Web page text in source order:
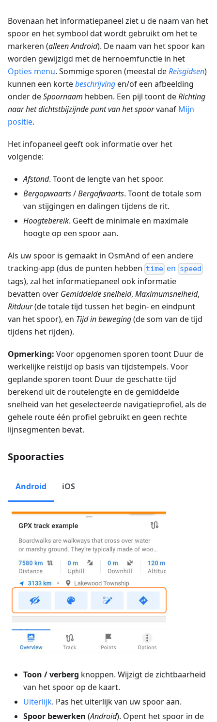
Bovenaan het informatiepaneel ziet u de naam van het
spoor en het symbool dat wordt gebruikt om het te
markeren (alleen Android). De naam van het spoor kan
worden gewijzigd met de hernoemfunctie in het
Opties menu. Sommige sporen (meestal deReisgidsen)
kunnen een kortebeschrijvingen/of een afbeelding
onder deSpoornaam hebben. Een pijl toont deRichting
naar het dichtstbijzijnde punt van het spoorvanaf Mijn
positie.
Het infopaneel geeft ook informatie over het
volgende:
Afstand. Toont de lengte van het spoor.
Bergopwaarts/Bergafwaarts. Toont de totale som
van stijgingen en dalingen tijdens de rit.
Hoogtebereik. Geeft de minimale en maximale
hoogte op een spoor aan.
Als uw spoor is gemaakt in OsmAnd of een andere
tracking-app (dus de punten hebben time en speed
tags), zal het informatiepaneel ook informatie
bevatten over Gemiddelde snelheid, Maximumsnelheid,
Ritduur(de totale tijd tussen het begin- en eindpunt
van het spoor), en Tijd in beweging(de som van de tijd
tijdens het rijden).
Opmerking: Voor opgenomen sporen toont Duur de
werkelijke reistijd op basis van tijdstempels. Voor
geplande sporen toont Duur de geschatte tijd
berekend uit de routelengte en de gemiddelde
snelheid van het geselecteerde navigatieprofiel, als de
gehele route één profiel gebruikt en geen rechte
lijnsegmenten bevat.
Spooracties
Android iOS
Toon / verberg knoppen. Wijzigt de zichtbaarheid
van het spoor op de kaart.
Uiterlijk. Pas het uiterlijk van uw spoor aan.
Spoor bewerken (Android). Opent het spoor in de